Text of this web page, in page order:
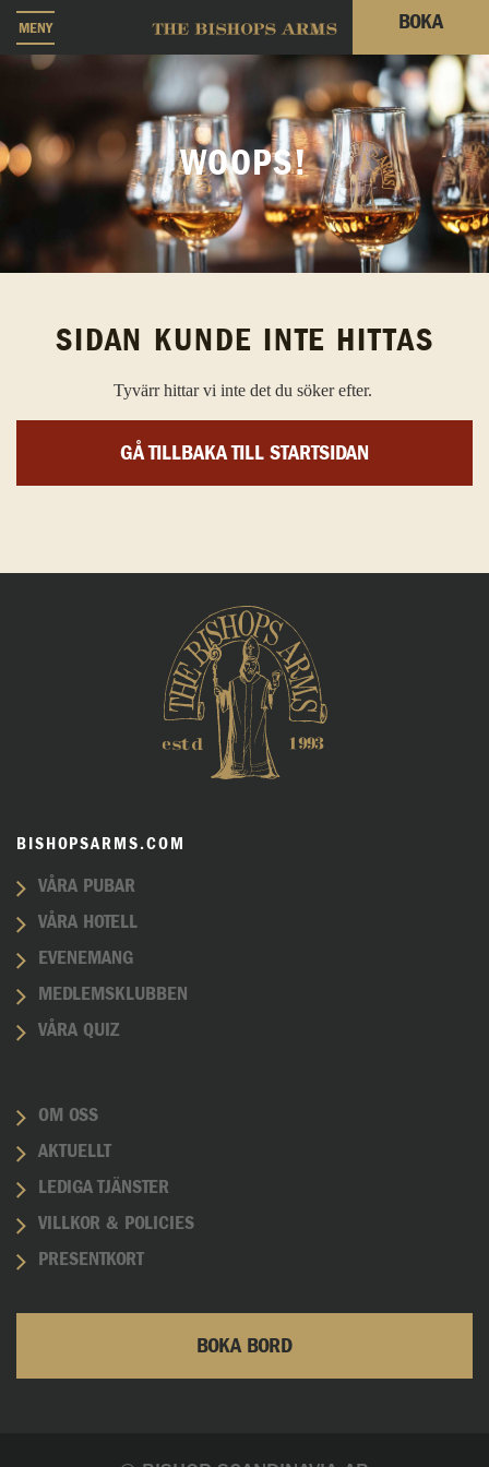
MENY BOKA
WOOPS!
SIDAN KUNDE INTE HITTAS
Tyvärr hittar vi inte det du söker efter.
GÅ TILLBAKA TILL STARTSIDAN
BISHOPSARMS.COM
VÅRA PUBAR
VÅRA HOTELL
EVENEMANG
MEDLEMSKLUBBEN
VÅRA QUIZ
OM OSS
AKTUELLT
LEDIGA TJÄNSTER
VILLKOR & POLICIES
PRESENTKORT
BOKA BORD